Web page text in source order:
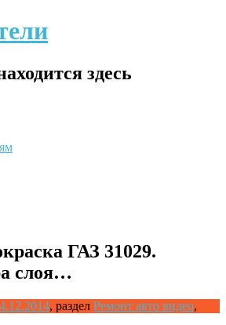
здесь
ГАЗ 31029.
слоя…
, раздел Ремонт авто видео,